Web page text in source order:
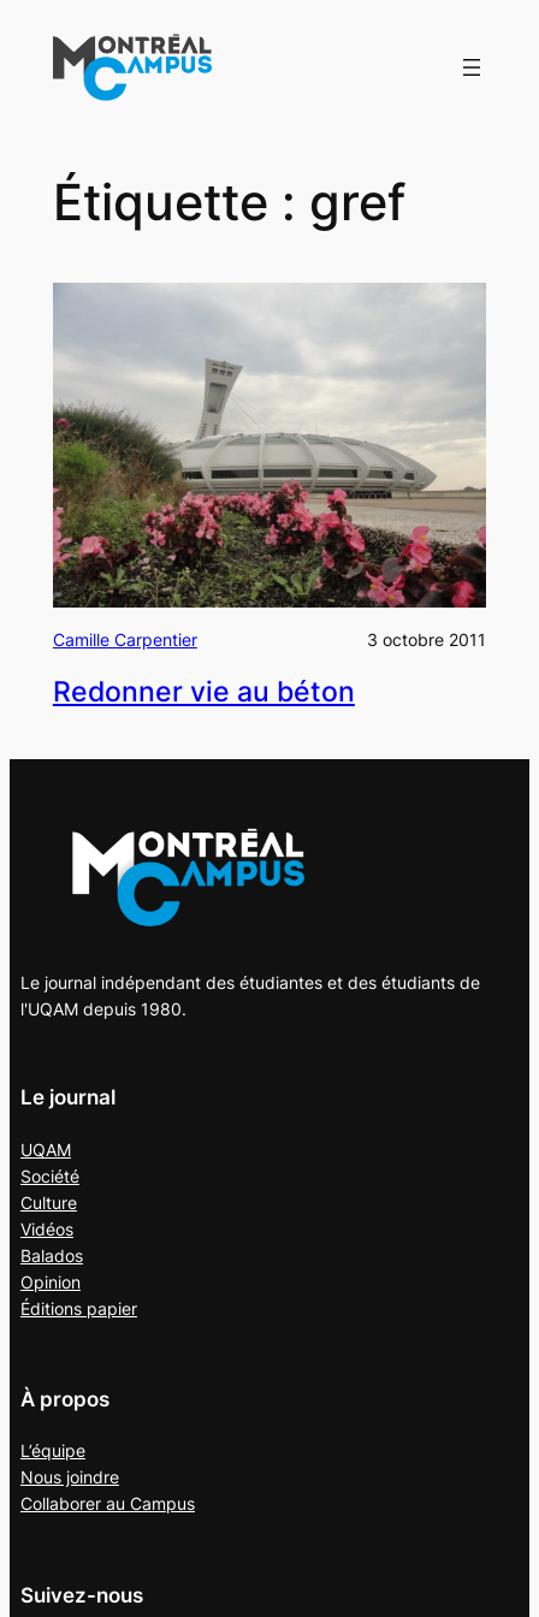
contenu
Étiquette : gref
Camille Carpentier 3 octobre 2011
Redonner vie au béton
Le journal indépendant des étudiantes et des étudiants de
l'UQAM depuis 1980.
Le journal
UQAM
Société
Culture
Vidéos
Balados
Opinion
Éditions papier
À propos
L’équipe
Nous joindre
Collaborer au Campus
Suivez-nous